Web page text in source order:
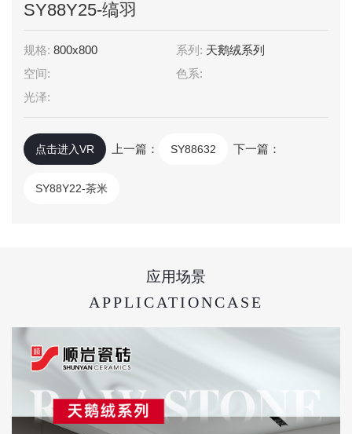
SY88Y25-缟羽
规格: 800x800 系列: 天鹅绒系列
空间:
色系:
光泽:
点击进入VR 上一篇： SY88632 下一篇：
SY88Y22-茶米
应用场景
APPLICATIONCASE